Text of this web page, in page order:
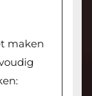
maken